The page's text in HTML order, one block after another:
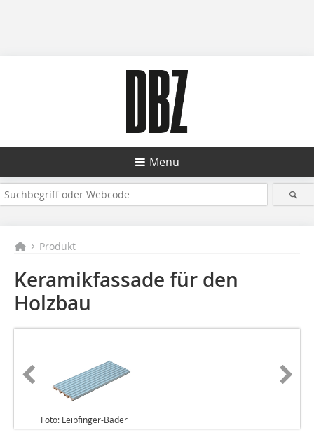
Menü
Produkt
Keramikfassade für den
Holzbau
Foto: Leipfinger-Bader